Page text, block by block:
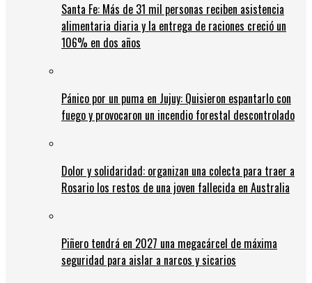
Santa Fe: Más de 31 mil personas reciben asistencia
alimentaria diaria y la entrega de raciones creció un
106% en dos años
Pánico por un puma en Jujuy: Quisieron espantarlo con
fuego y provocaron un incendio forestal descontrolado
Dolor y solidaridad: organizan una colecta para traer a
Rosario los restos de una joven fallecida en Australia
Piñero tendrá en 2027 una megacárcel de máxima
seguridad para aislar a narcos y sicarios